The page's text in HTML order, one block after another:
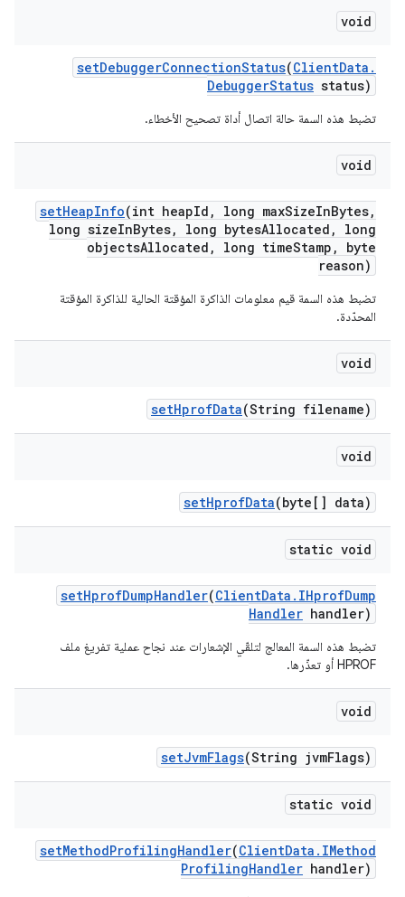
void
setDebuggerConnectionStatus(ClientData .
DebuggerStatus status)
تضبط هذه السمة حالة اتصال أداة تصحيح الأخطاء.
void
setHeapInfo(int heapId , long maxSizeInBytes,
long sizeInBytes, long bytesAllocated ,
long
objectsAllocated , long timeStamp ,
byte
reason)
تضبط هذه السمة قيم معلومات الذاكرة المؤقتة الحالية للذاكرة المؤقتة
المحدّدة.
void
setHprofData(String filename)
void
setHprofData(byte[] data)
static void
setHprofDumpHandler(ClientData . IHprofDump
Handler handler)
تضبط هذه السمة المعالج لتلقّي الإشعارات عند نجاح عملية تفريغ ملف
HPROF أو تعذّرها.
void
setJvmFlags(String jvmFlags)
static void
setMethodProfilingHandler(ClientData . IMethod
ProfilingHandler handler)